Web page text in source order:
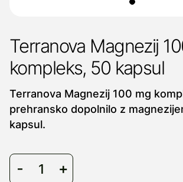
Terranova Magnezij
kompleks, 50 kapsul
Terranova Magnezij 100 mg
prehransko dopolnilo z
kapsul.